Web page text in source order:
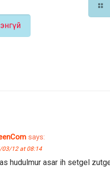
says:
03/12 at 08:14
hudulmur asar ih setgel